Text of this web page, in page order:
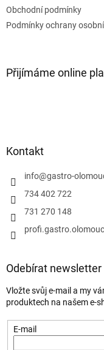
Obchodní podmínky
Podmínky ochrany
Přijímáme online
Kontakt
info@gastro-
734 402 722
731 270 148
profi.gastro.olomouc
Odebírat newsletter
Vložte svůj e-mail a my
produktech na našem e-
E-mail